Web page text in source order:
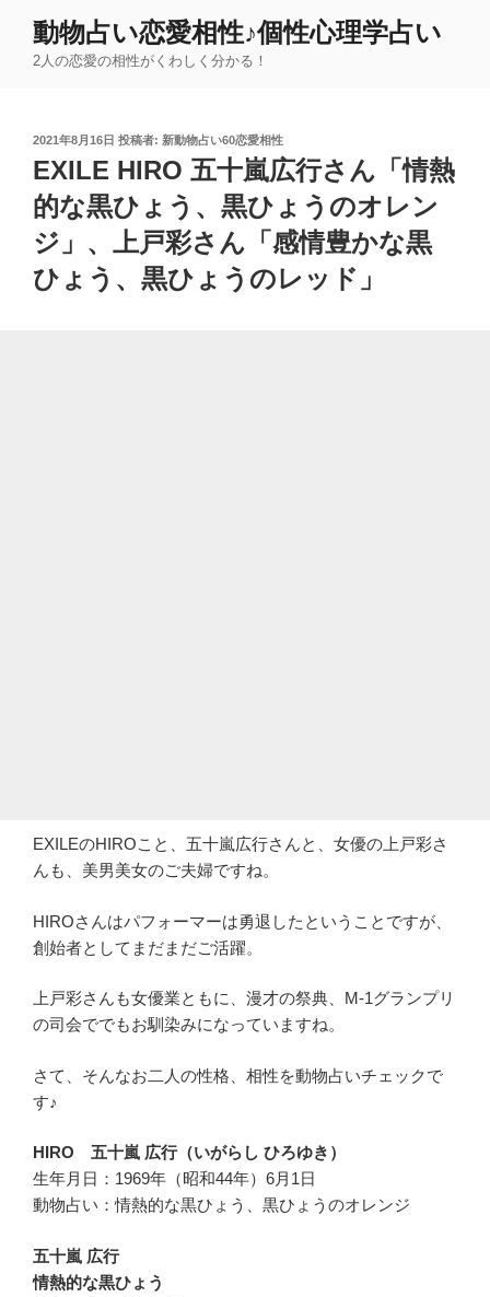
動物占い恋愛相性♪個性心理学占い
2人の恋愛の相性がくわしく分かる！
投
稿
日:
2021年8月16日 投稿者: 新動物占い60恋愛相性
EXILE HIRO 五十嵐広行さん「情熱
的な黒ひょう、黒ひょうのオレン
ジ」、上戸彩さん「感情豊かな黒
ひょう、黒ひょうのレッド」
EXILEのHIROこと、五十嵐広行さんと、女優の上戸彩さ
んも、美男美女のご夫婦ですね。
HIROさんはパフォーマーは勇退したということですが、
創始者としてまだまだご活躍。
上戸彩さんも女優業ともに、漫才の祭典、M-1グランプリ
の司会ででもお馴染みになっていますね。
さて、そんなお二人の性格、相性を動物占いチェックで
す♪
HIRO 五十嵐 広行（いがらし ひろゆき）
生年月日：1969年（昭和44年）6月1日
動物占い：情熱的な黒ひょう、黒ひょうのオレンジ
五十嵐 広行
情熱的な黒ひょう